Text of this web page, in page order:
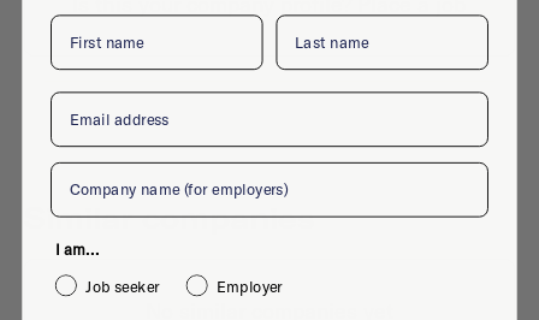
Similar companies
First name Last name
Email
Company
I am...
Job seeker
Employer